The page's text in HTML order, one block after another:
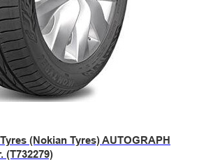
(Nokian Tyres) AUTOGRAPH
(T732279)